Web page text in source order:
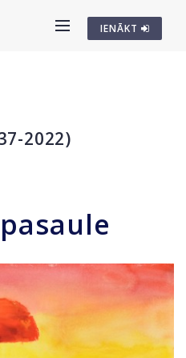
IENĀKT
2022)